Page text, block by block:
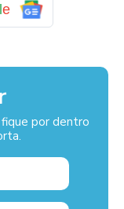
le
por dentro